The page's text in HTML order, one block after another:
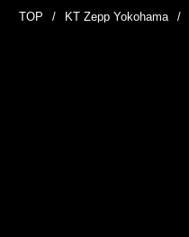
TOP KT Zepp Yokohama